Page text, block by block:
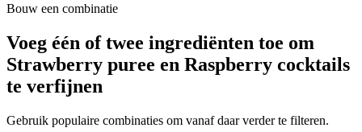
Bouw een combinatie
Voeg één of twee ingrediënten toe om
Strawberry puree en Raspberry cocktails
te verfijnen
Gebruik populaire combinaties om vanaf daar verder te filteren.